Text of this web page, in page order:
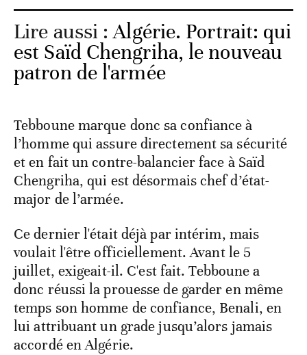
Lire aussi :Algérie. Portrait: qui
est Saïd Chengriha, le nouveau
patron de l'armée
Tebboune marque donc sa confiance à
l’homme qui assure directement sa sécurité
et en fait un contre-balancier face à Saïd
Chengriha, qui est désormais chef d’état-
major de l’armée.
Ce dernier l'était déjà par intérim, mais
voulait l'être officiellement. Avant le 5
juillet, exigeait-il. C'est fait. Tebboune a
donc réussi la prouesse de garder en même
temps son homme de confiance, Benali, en
lui attribuant un grade jusqu’alors jamais
accordé en Algérie.